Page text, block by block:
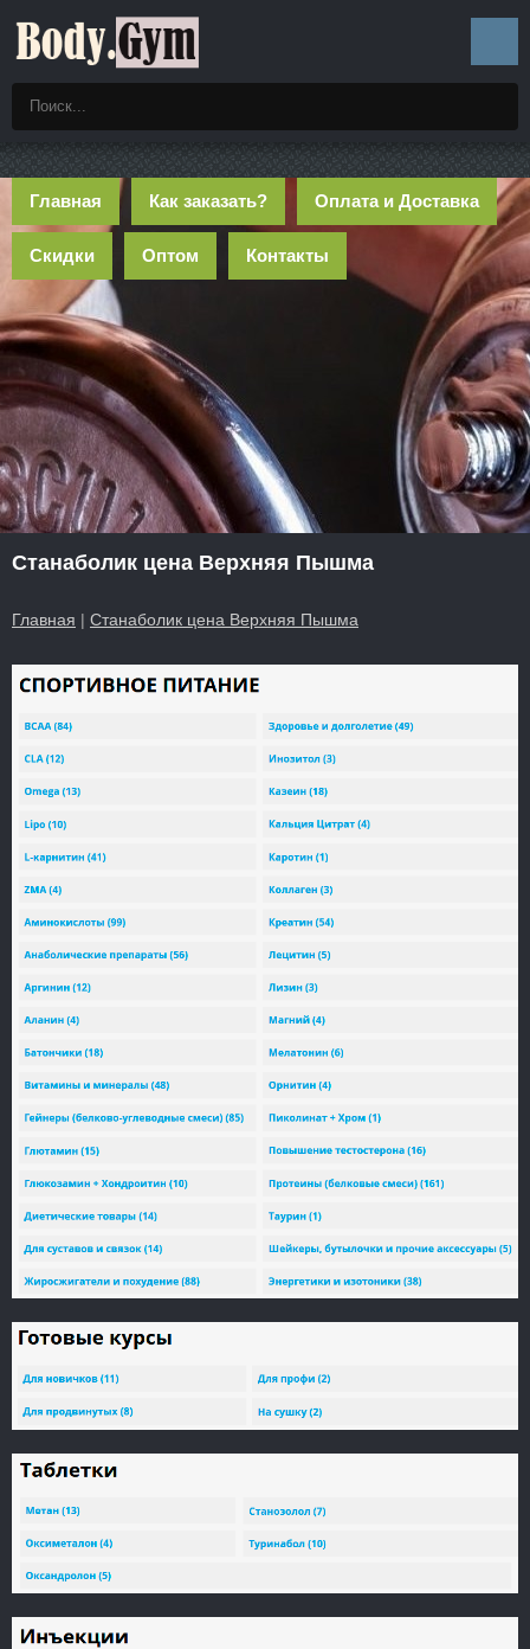
Главная Как заказать? Оплата и Доставка
Скидки Оптом Контакты
Станаболик цена Верхняя Пышма
Главная | Станаболик цена Верхняя Пышма